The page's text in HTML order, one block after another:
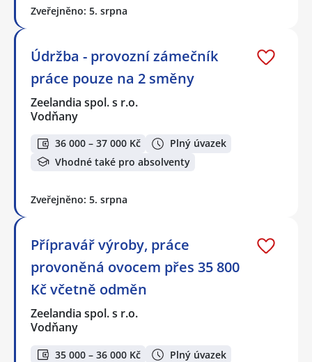
Zveřejněno: 5. srpna
Údržba - provozní zámečník
práce pouze na 2 směny
Zeelandia spol. s r.o.
Vodňany
36 000 – 37 000 Kč
Plný úvazek
Vhodné také pro absolventy
Zveřejněno: 5. srpna
Přípravář výroby, práce
provoněná ovocem přes 35 800
Kč včetně odměn
Zeelandia spol. s r.o.
Vodňany
35 000 – 36 000 Kč
Plný úvazek